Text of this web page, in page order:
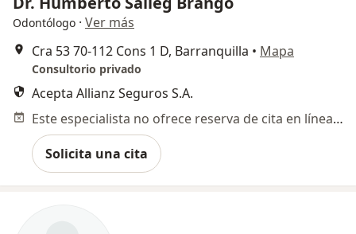
Odontólogo · Ver más
Cra 53 70-112 Cons 1 D, Barranquilla • Mapa
Consultorio privado
Acepta Allianz Seguros S.A.
Este especialista no ofrece reserva de cita en línea en esta dirección.
Solicita una cita